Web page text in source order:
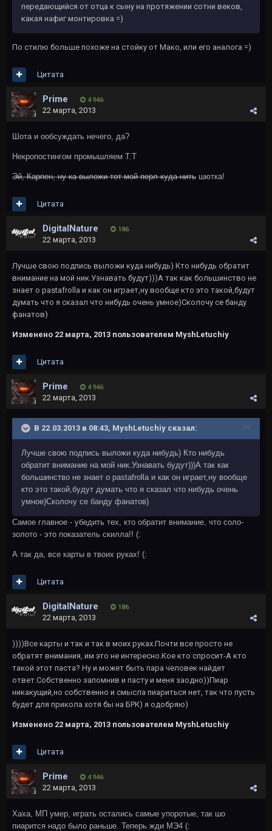
передающийся от отца к сыну на протяжении сотни веков,
какая нафиг монтировка =)
По стилю больше похоже на стойку от Мако, или его аналога =)
Цитата
Primе 4 946
22 марта, 2013
Шота и ообсуждать нечего, да?
Некропостингом промышляем Т.Т
Эй, Карпен, ну ка выложи тот мой перл куда-нить шютка!
Цитата
DigitalNature 186
22 марта, 2013
Лучше свою подпись выложи куда нибудь) Кто нибудь обратит
внимание на мой ник.Узнавать будут)))А так как большинство не
знает о pastafrolla и как он играет,ну вообще кто это такой,будут
думать что я сказал что нибудь очень умное)Сколочу се банду
фанатов)
Изменено 22 марта, 2013 пользователем MyshLetuchiy
Цитата
Primе 4 946
22 марта, 2013
В 22.03.2013 в 08:43, MyshLetuchiy сказал:
Лучше свою подпись выложи куда нибудь) Кто нибудь
обратит внимание на мой ник.Узнавать будут)))А так как
большинство не знает о pastafrolla и как он играет,ну вообще
кто это такой,будут думать что я сказал что нибудь очень
умное)Сколочу се банду фанатов)
Самое главное - убедить тех, кто обратит внимание, что соло-
золото - это показатель скилла!! (:
А так да, все карты в твоих руках! (:
Цитата
DigitalNature 186
22 марта, 2013
))))Все карты и так и так в моих руках.Почти все просто не
обратят внимания, им это не интересно.Кое кто спросит-А кто
такой этот паста? Ну и может быть пара человек найдет
ответ.Собственно запомнив и пасту и меня заодно))Пиар
никакущий,но собственно и смысла пиариться нет, так что пусть
будет для прикола хотя бы на БРК) я одобряю)
Изменено 22 марта, 2013 пользователем MyshLetuchiy
Цитата
Primе 4 946
22 марта, 2013
Хаха, МП умер, играть остались самые упоротые, так шо
пиарится надо было раньше. Теперь жди МЭ4 (: